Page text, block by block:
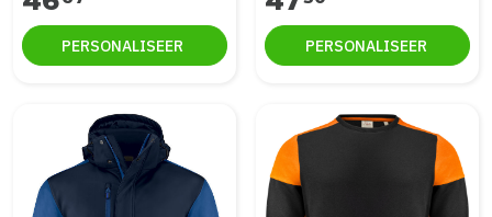
PERSONALISEER PERSONALISEER